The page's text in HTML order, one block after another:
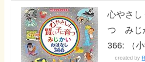
心やさし
つ みじ
366: （小
created by